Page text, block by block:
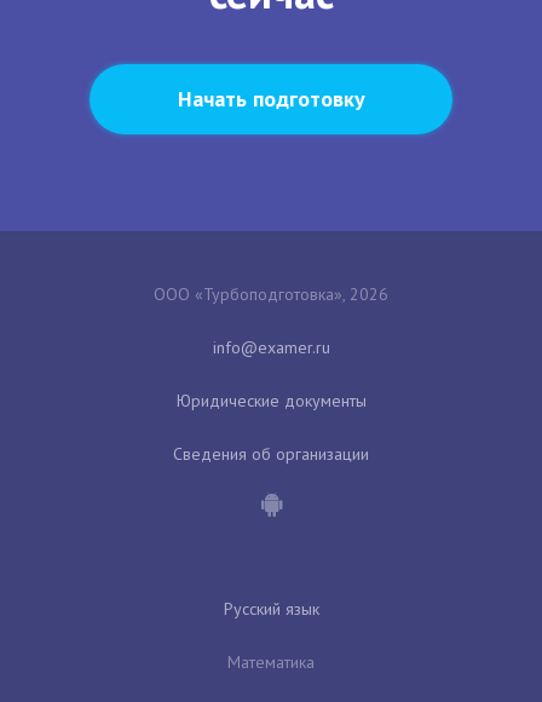
Начать подготовку
ООО «Турбоподготовка», 2026
Юридические документы
Сведения об организации
Русский язык
Математика